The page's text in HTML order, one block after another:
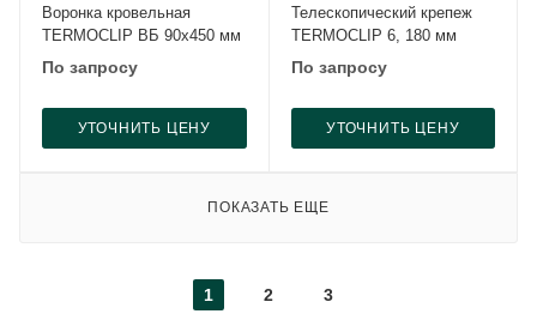
Воронка кровельная
TERMOCLIP ВБ 90х450 мм
По запросу
УТОЧНИТЬ ЦЕНУ
Телескопический крепеж
TERMOCLIP 6, 180 мм
По запросу
УТОЧНИТЬ ЦЕНУ
ПОКАЗАТЬ ЕЩЕ
1 2 3